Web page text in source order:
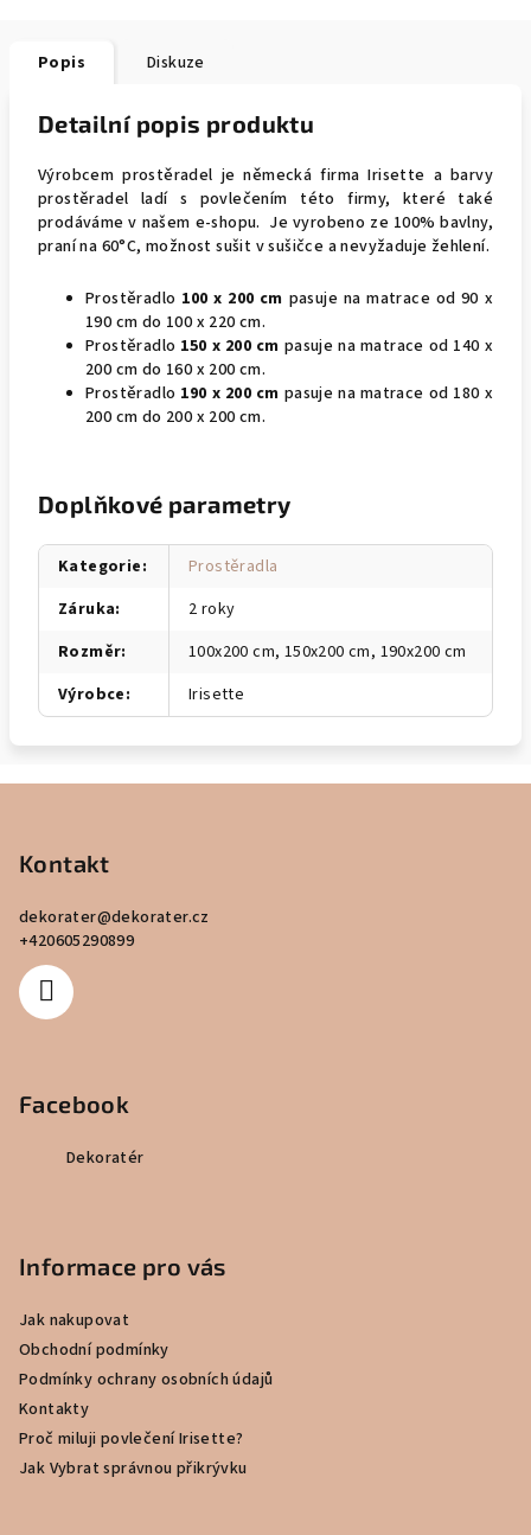
Popis Diskuze
Detailní popis produktu
Výrobcem prostěradel je německá firma Irisette a barvy
prostěradel ladí s povlečením této firmy, které také
prodáváme v našem e-shopu. Je vyrobeno ze 100% bavlny,
praní na 60°C, možnost sušit v sušičce a nevyžaduje žehlení.
Prostěradlo 100 x 200 cm pasuje na matrace od 90 x
190 cm do 100 x 220 cm.
Prostěradlo 150 x 200 cm pasuje na matrace od 140 x
200 cm do 160 x 200 cm.
Prostěradlo 190 x 200 cm pasuje na matrace od 180 x
200 cm do 200 x 200 cm.
Doplňkové parametry
Kategorie:
Prostěradla
Záruka:
2 roky
Rozměr:
100x200 cm, 150x200 cm, 190x200 cm
Výrobce: Irisette
Kontakt
dekorater@dekorater.cz
+420605290899
Facebook
Dekoratér
Informace pro vás
Jak nakupovat
Obchodní podmínky
Podmínky ochrany osobních údajů
Kontakty
Proč miluji povlečení Irisette?
Jak Vybrat správnou přikrývku